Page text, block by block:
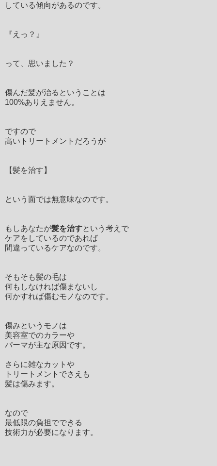
している傾向があるのです。
『えっ？』
って、思いました？
傷んだ髪が治るということは
100%ありえません。
ですので
高いトリートメントだろうが
【髪を治す】
という面では無意味なのです。
もしあなたが髪を治すという考えで
ケアをしているのであれば
間違っているケアなのです。
そもそも髪の毛は
何もしなければ傷まないし
何かすれば傷むモノなのです。
傷みというモノは
美容室でのカラーや
パーマが主な原因です。
さらに雑なカットや
トリートメントでさえも
髪は傷みます。
なので
最低限の負担でできる
技術力が必要になります。